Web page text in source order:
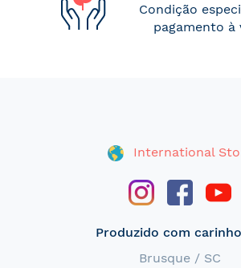
Condição
pagamento à
International
Produzido com
Brusque / SC